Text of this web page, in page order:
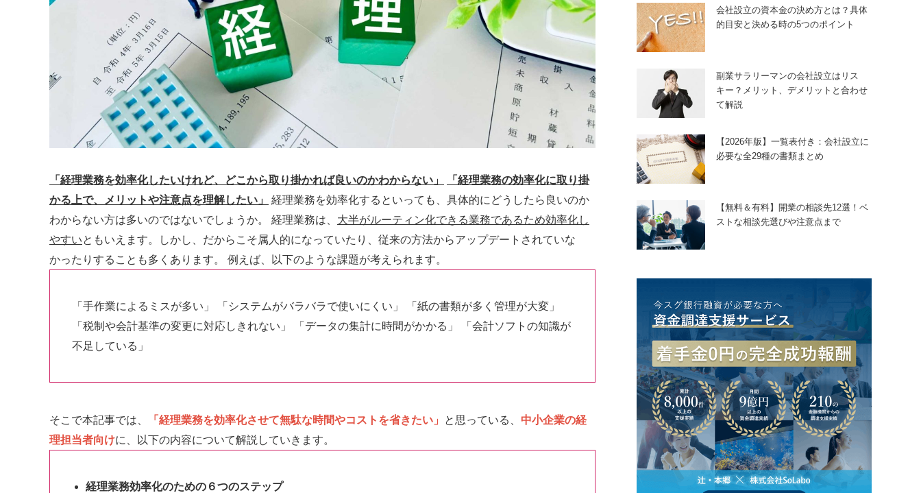
「経理業務を効率化したいけれど、どこから取り掛かれば良いのかわからない」
「経理業務の効率化に取り掛
かる上で、メリットや注意点を理解したい」
経理業務を効率化するといっても、具体的にどうしたら良いのか
わからない方は多いのではないでしょうか。 経理業務は、 大半がルーティン化できる業務であるため効率化し
やすいともいえます。しかし、だからこそ属人的になっていたり、従来の方法からアップデートされていな
かったりすることも多くあります。 例えば、以下のような課題が考えられます。
「手作業によるミスが多い」 「システムがバラバラで使いにくい」 「紙の書類が多く管理が大変」
「税制や会計基準の変更に対応しきれない」 「データの集計に時間がかかる」 「会計ソフトの知識が
不足している」
そこで本記事では、 「経理業務を効率化させて無駄な時間やコストを省きたい」 と思っている、 中小企業の経
理担当者向けに、以下の内容について解説していきます。
経理業務効率化のための６つのステップ
会社設立の資本金の決め方とは？具体
的目安と決める時の5つのポイント
副業サラリーマンの会社設立はリス
キー？メリット、デメリットと合わせ
て解説
【2026年版】一覧表付き：会社設立に
必要な全29種の書類まとめ
【無料＆有料】開業の相談先12選！ベ
ストな相談先選びや注意点まで